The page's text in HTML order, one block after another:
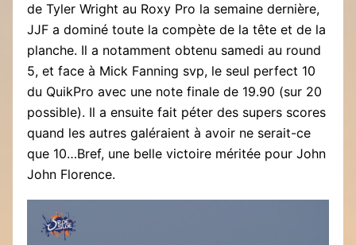
de Tyler Wright au Roxy Pro la semaine dernière,
JJF a dominé toute la compète de la tête et de la
planche. Il a notamment obtenu samedi au round
5, et face à Mick Fanning svp, le seul perfect 10
du QuikPro avec une note finale de 19.90 (sur 20
possible). Il a ensuite fait péter des supers scores
quand les autres galéraient à avoir ne serait-ce
que 10…Bref, une belle victoire méritée pour John
John Florence.